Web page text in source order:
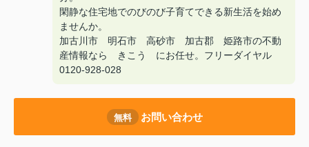
閑静な住宅地でのびのび子育てできる新生活を始め
ませんか。
加古川市 明石市 高砂市 加古郡 姫路市の不動
産情報なら きこう にお任せ。フリーダイヤル
0120-928-028
無料 お問い合わせ